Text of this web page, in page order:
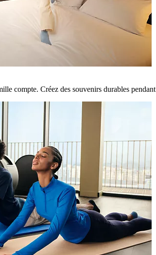
compte. Créez des souvenirs durables